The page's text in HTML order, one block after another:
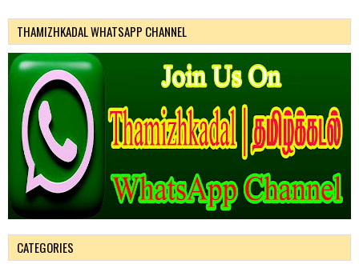
THAMIZHKADAL WHATSAPP CHANNEL
CATEGORIES